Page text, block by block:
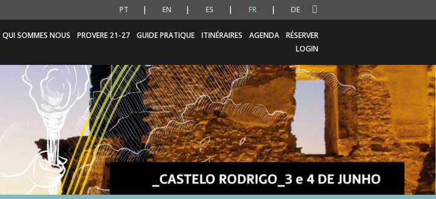
PT EN ES FR DE
QUI SOMMES NOUS PROVERE 21-27 GUIDE PRATIQUE ITINÉRAIRES AGENDA
RÉSERVER
LOGIN